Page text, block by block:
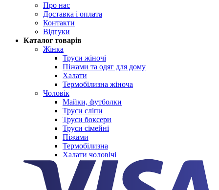
Про нас
Доставка і оплата
Контакти
Відгуки
Каталог товарів
Жінка
Труси жіночі
Піжами та одяг для дому
Халати
Термобілизна жіноча
Чоловік
Майки, футболки
Труси сліпи
Труси боксери
Труси сімейні
Піжами
Термобілизна
Халати чоловічі